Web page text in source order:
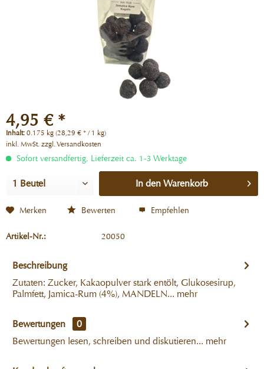
4,95 € *
Inhalt: 0.175 kg (28,29 € * / 1 kg)
inkl. MwSt. zzgl. Versandkosten
Sofort versandfertig, Lieferzeit ca. 1-3 Werktage
In den Warenkorb
Merken Bewerten Empfehlen
Artikel-Nr.: 20050
Beschreibung
Zutaten: Zucker, Kakaopulver stark entölt, Glukosesirup,
Palmfett, Jamica-Rum (4%), MANDELN... mehr
Bewertungen
0
Bewertungen lesen, schreiben und diskutieren... mehr